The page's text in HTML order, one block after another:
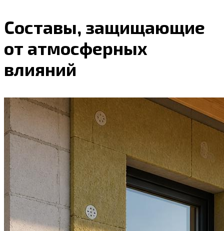
Составы, защищающие
от атмосферных
влияний